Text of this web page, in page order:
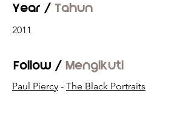
Year / Tahun
2011
Follow / Mengikuti
Paul Piercy - The Black Portraits